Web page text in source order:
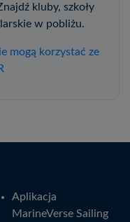
kluby, szkoły
w pobliżu.
mogą korzystać ze
Aplikacja
MarineVerse Sailing